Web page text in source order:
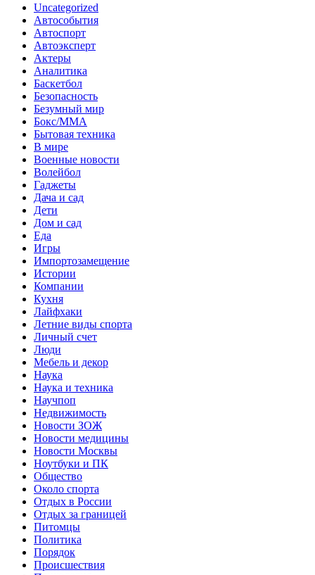
Uncategorized
Автособытия
Автоспорт
Автоэксперт
Актеры
Аналитика
Баскетбол
Безопасность
Безумный мир
Бокс/MMA
Бытовая техника
В мире
Военные новости
Волейбол
Гаджеты
Дача и сад
Дети
Дом и сад
Еда
Игры
Импортозамещение
Истории
Компании
Кухня
Лайфхаки
Летние виды спорта
Личный счет
Люди
Мебель и декор
Наука
Наука и техника
Научпоп
Недвижимость
Новости ЗОЖ
Новости медицины
Новости Москвы
Ноутбуки и ПК
Общество
Около спорта
Отдых в России
Отдых за границей
Питомцы
Политика
Порядок
Происшествия